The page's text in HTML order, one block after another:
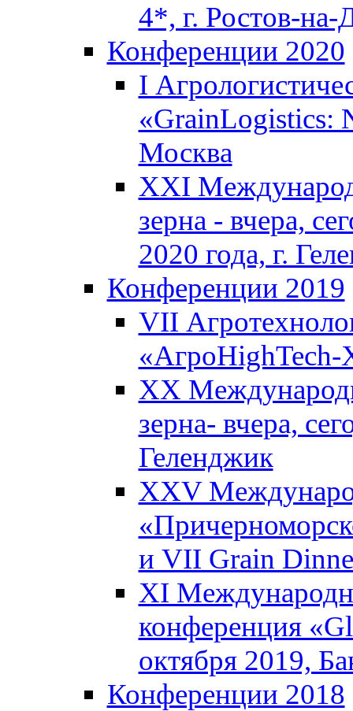
4*, г. Ростов-на-
Конференции 2020
I
«GrainLogistics:
Москва
XXI
зерна - вчера,
2020 года, г.
Конференции 2019
VII
«АгроHighTech-
XX
зерна- вчера,
Геленджик
XXV
и VII Grain
XI
конференция
октября 2019,
Конференции 2018